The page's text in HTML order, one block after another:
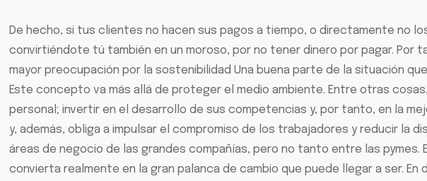
De hecho, si tus clientes no hacen sus pagos a tiempo, o directamente no
convirtiéndote tú también en un moroso, por no tener dinero por pagar.
mayor preocupación por la sostenibilidad Una buena parte de la situación
Este concepto va más allá de proteger el medio ambiente. Entre otras
personal; invertir en el desarrollo de sus competencias y, por tanto, en la
y, además, obliga a impulsar el compromiso de los trabajadores y reducir
áreas de negocio de las grandes compañías, pero no tanto entre las
convierta realmente en la gran palanca de cambio que puede llegar a ser.